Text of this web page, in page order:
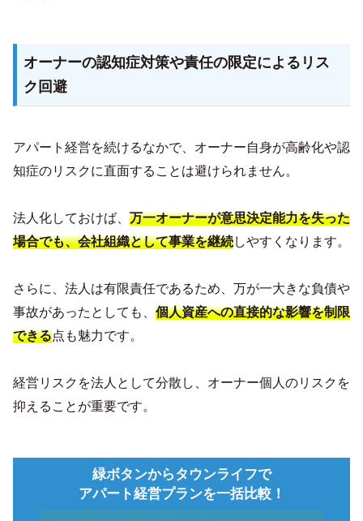
オーナーの認知症対策や責任の限定によるリス
ク回避
アパート経営を続けるなかで、オーナー自身が高齢化や認
知症のリスクに直面することは避けられません。
法人化しておけば、 万一オーナーが意思決定能力を失った
場合でも、会社組織として事業を継続しやすくなります。
さらに、法人は有限責任であるため、万が一大きな負債や
事故があったとしても、 個人資産への直接的な影響を制限
できる点も魅力です。
経営リスクを法人として分散し、オーナー個人のリスクを
抑えることが重要です。
緑ボタンからタウンライフで
アパート経営プランを一括比較！